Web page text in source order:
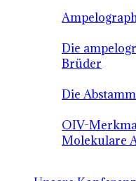
Die
Brüder
Die
OIV-
Molekulare